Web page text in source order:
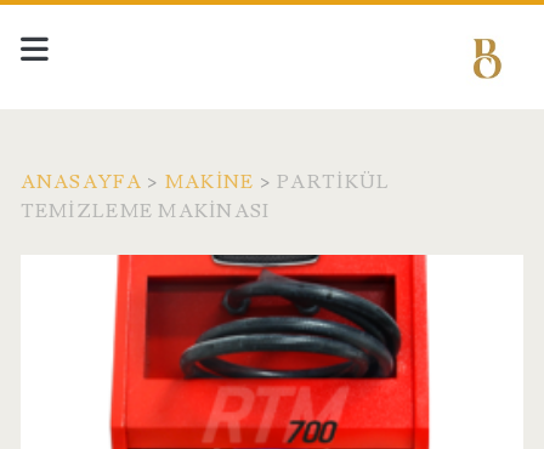
ANASAYFA > MAKINE >PARTIKÜL
TEMIZLEME MAKINASI